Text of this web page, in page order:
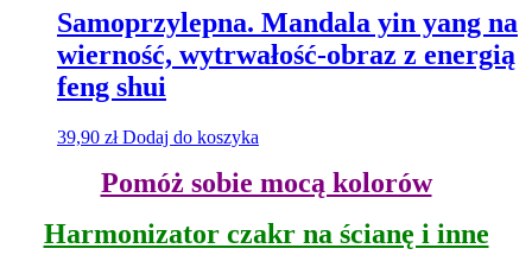
Samoprzylepna. Mandala yin yang na
wierność, wytrwałość-obraz z energią
feng shui
39,90 zł Dodaj do koszyka
Pomóż sobie mocą kolorów
Harmonizator czakr na ścianę i inne